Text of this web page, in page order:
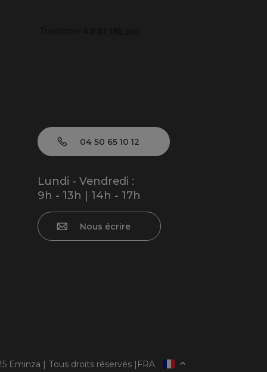
04 50 65 10 12
Lundi - Vendredi :
9h - 13h | 14h - 17h
Nous écrire
Eminza | Tous droits réservés |
ESPAÑA
FRA